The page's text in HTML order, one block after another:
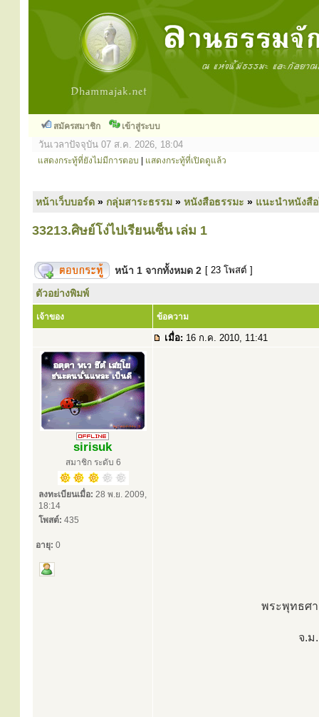
สมัครสมาชิก เข้าสู่ระบบ
วันเวลาปัจจุบัน 07 ส.ค. 2026, 18:04
แสดงกระทู้ที่ยังไม่มีการตอบ แสดงกระทู้ที่เปิดดูแล้ว
หน้าเว็บบอร์ด » กลุ่มสาระธรรม » หนังสือธรรมะ » แนะนำหนังสื
33213.ศิษย์โง่ไปเรียนเซ็น เล่ม 1
หน้า 1 จากทั้งหมด 2 [ 23 โพสต์ ]
ตัวอย่างพิมพ์
เจ้าของ ข้อความ
เมื่อ: 16 ก.ค. 2010, 11:41
sirisuk
สมาชิก ระดับ 6
ลงทะเบียนเมื่อ: 28 พ.ย. 2009,
18:14
โพสต์: 435
อายุ: 0
พระพุทธศ
จ.ม